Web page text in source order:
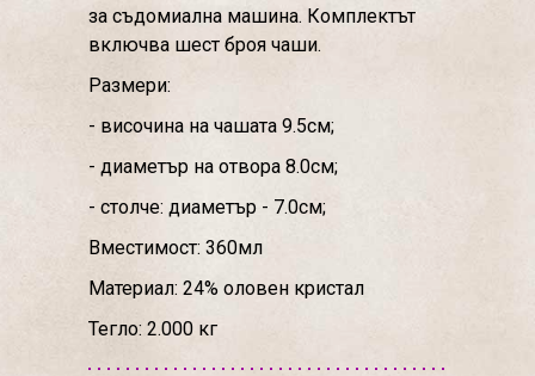
за съдомиална машина. Комплектът
включва шест броя чаши.
Размери:
- височина на чашата 9.5см;
- диаметър на отвора 8.0см;
- столче: диаметър - 7.0см;
Вместимост: 360мл
Материал: 24% оловен кристал
Тегло: 2.000 кг